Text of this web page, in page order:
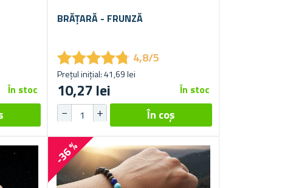
În stoc
BRĂȚARĂ - FRUNZĂ
★★★★★
★★★★★ 4,8/5
Prețul inițial: 41,69 lei
10,27 lei În stoc
-36 %